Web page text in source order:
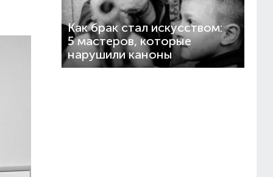
Как брак стал искусством:
5 мастеров, которые
нарушили каноны